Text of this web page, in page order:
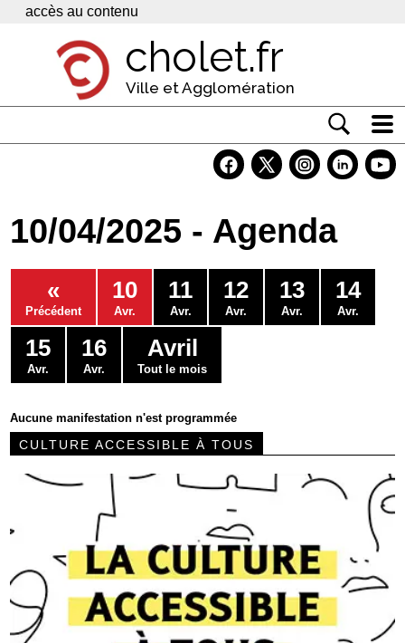
Panneau de gestion des cookies
accès au contenu
cholet.fr
Ville et Agglomération
Economie
Services
Contacts
10/04/2025 - Agenda
«
Précédent
10
Avr.
11
Avr.
12
Avr.
13
Avr.
14
Avr.
15
Avr.
16
Avr.
Avril
Tout le mois
Aucune manifestation n'est programmée
CULTURE ACCESSIBLE À TOUS